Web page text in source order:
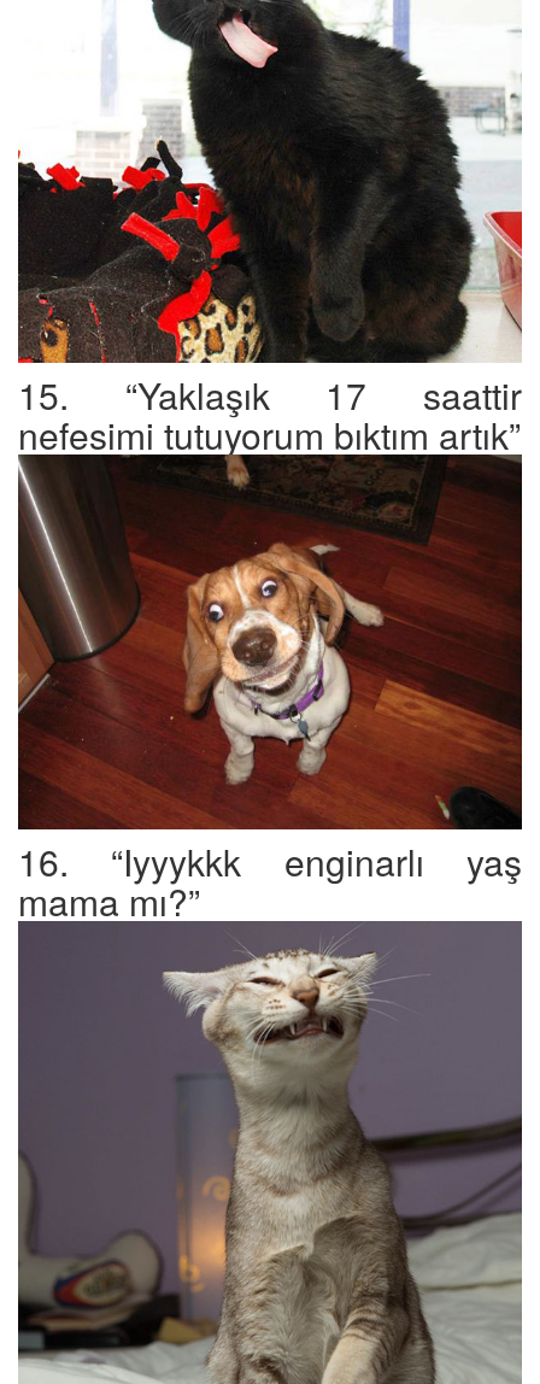
15. “Yaklaşık 17 saattir
nefesimi tutuyorum bıktım artık”
16. “Iyyykkk enginarlı yaş
mama mı?”